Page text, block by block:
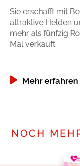
Sie erschafft mit
attraktive Helden
mehr als fünfzig
Mal verkauft.
Mehr erfahren
NOCH